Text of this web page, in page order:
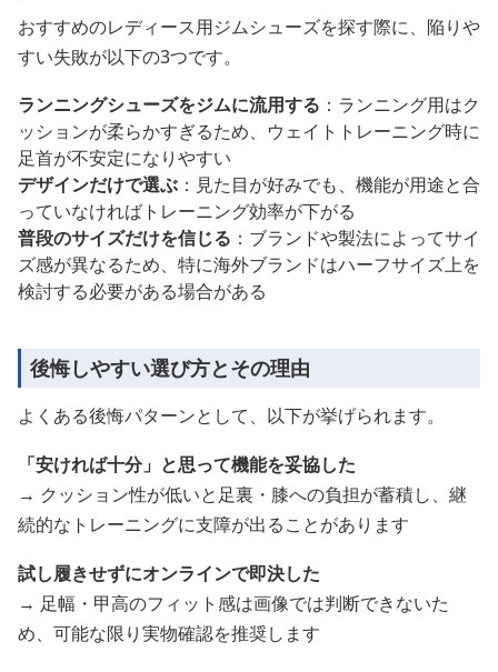
おすすめのレディース用ジムシューズを探す際に、陥りや
すい失敗が以下の3つです。
ランニングシューズをジムに流用する ：ランニング用はク
ッションが柔らかすぎるため、ウェイトトレーニング時に
足首が不安定になりやすい
デザインだけで選ぶ ：見た目が好みでも、機能が用途と合
っていなければトレーニング効率が下がる
普段のサイズだけを信じる ：ブランドや製法によってサイ
ズ感が異なるため、特に海外ブランドはハーフサイズ上を
検討する必要がある場合がある
後悔しやすい選び方とその理由
よくある後悔パターンとして、以下が挙げられます。
「安ければ十分」と思って機能を妥協した
→ クッション性が低いと足裏・膝への負担が蓄積し、継
続的なトレーニングに支障が出ることがあります
試し履きせずにオンラインで即決した
→ 足幅・甲高のフィット感は画像では判断できないた
め、可能な限り実物確認を推奨します